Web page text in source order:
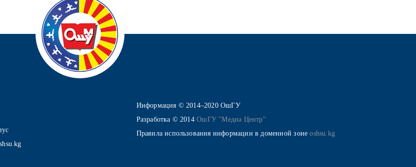
Информация © 2014–2020 ОшГУ
Разработка © 2014ОшГУ "Медиа Центр"
Правила использования информации в доменной зонеoshsu.kg